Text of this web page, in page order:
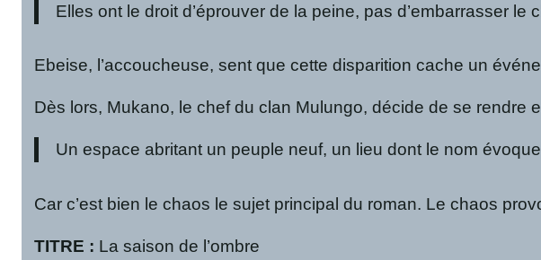
Elles ont le droit d’éprouver de la peine, pas d’embarrasser
Ebeise, l’accoucheuse, sent que cette disparition cache un
Dès lors, Mukano, le chef du clan Mulungo, décide de se rendre
Un espace abritant un peuple neuf, un lieu dont le nom
Car c’est bien le chaos le sujet principal du roman. Le chaos
TITRE : La saison de l’ombre